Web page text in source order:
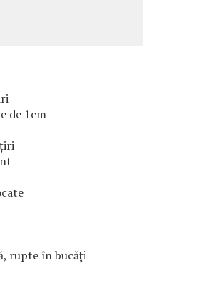
de 1cm
rupte în bucăți